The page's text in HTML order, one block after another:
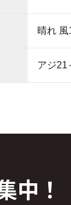
晴れ 風
アジ21
中！